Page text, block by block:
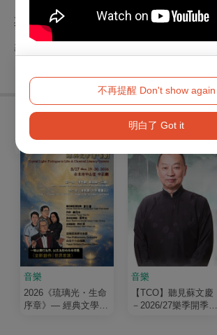
不再提醒 Don't show again
明白了 Got it
其他主辦單位
基隆市文化局
購買此節目的人，也買了...
音樂
2026《琉璃光・生命
序章》— 經典文學清
音樂
【TCO】聽見蘇文慶
－2026/27樂季開季音